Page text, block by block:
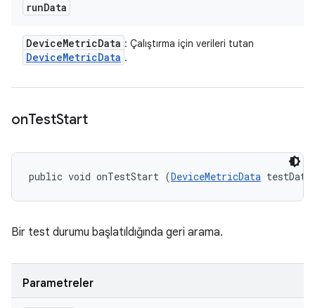
runData
DeviceMetricData : Çalıştırma için verileri tutan
DeviceMetricData .
onTestStart
public void onTestStart (DeviceMetricData
Bir test durumu başlatıldığında geri arama.
Parametreler